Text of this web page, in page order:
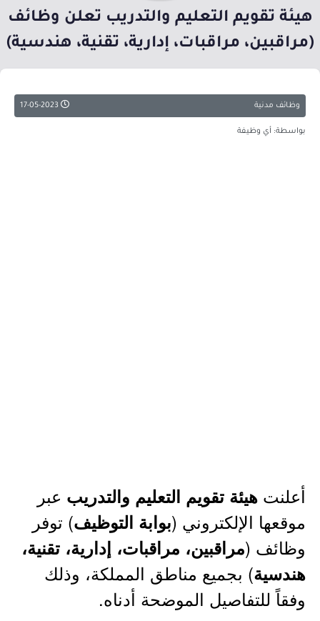
هيئة تقويم التعليم والتدريب تعلن وظائف
(مراقبين، مراقبات، إدارية، تقنية، هندسية)
وظائف مدنية
بواسطة: أي وظيفة
أعلنت هيئة تقويم التعليم والتدريب عبر
موقعها الإلكتروني (بوابة التوظيف) توفر
وظائف (مراقبين، مراقبات، إدارية، تقنية،
هندسية) بجميع مناطق المملكة، وذلك
وفقاً للتفاصيل الموضحة أدناه.